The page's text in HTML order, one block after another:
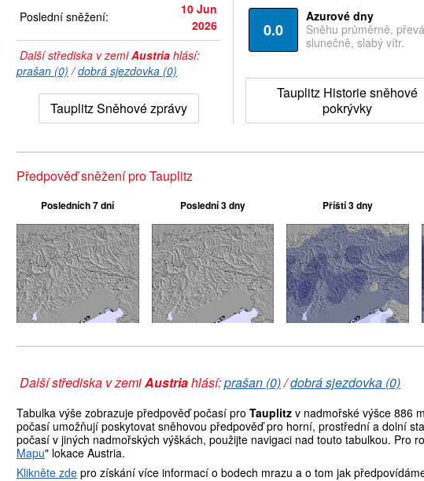
Poslední sněžení:
10 Jun
2026
Další střediska v zemiAustria hlásí:
prašan (0) /dobrá sjezdovka (0)
Tauplitz Sněhové zprávy
0.0
Azurové dny
Sněhu průměrně,
slunečně, slabý vítr.
Tauplitz Historie sněhové
pokrývky
Předpověď sněžení pro Tauplitz
Posledních 7 dní Poslední 3 dny Příští 3 dny
Další střediska v zemiAustriahlásí:prašan (0)/dobrá sjezdovka (0)
Tabulka výše zobrazuje předpověď počasí pro Tauplitz v nadmořské výšce 886
počasí umožňují poskytovat sněhovou předpověď pro horní, prostřední a dolní
počasí v jiných nadmořských výškách, použijte navigaci nad touto tabulkou. Pro
Mapu" lokace Austria.
Klikněte zde pro získání více informací o bodech mrazu a o tom jak